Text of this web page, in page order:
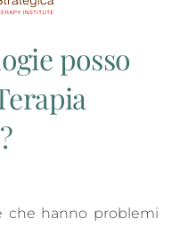
posso
che hanno problemi